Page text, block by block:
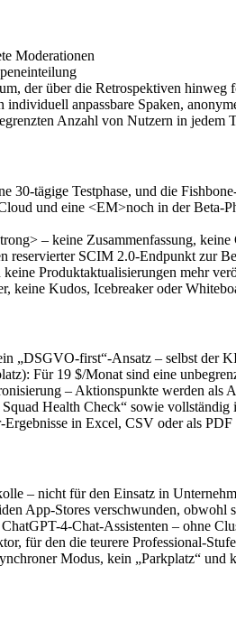
Moderationen
der über die Retrospektiven hinweg
individuell anpassbare Spaken,
Anzahl von Nutzern in jedem
30-tägige Testphase, und die
und eine <EM>noch in der
– keine Zusammenfassung,
reservierter SCIM 2.0-Endpunkt zur
Produktaktualisierungen mehr
keine Kudos, Icebreaker oder
„DSGVO-first“-Ansatz – selbst der
Für 19 $/Monat sind eine
– Aktionspunkte werden als
Health Check“ sowie vollständig
in Excel, CSV oder als
– nicht für den Einsatz in
App-Stores verschwunden, obwohl
4-Chat-Assistenten – ohne
für den die teurere Professional-
Modus, kein „Parkplatz“ und